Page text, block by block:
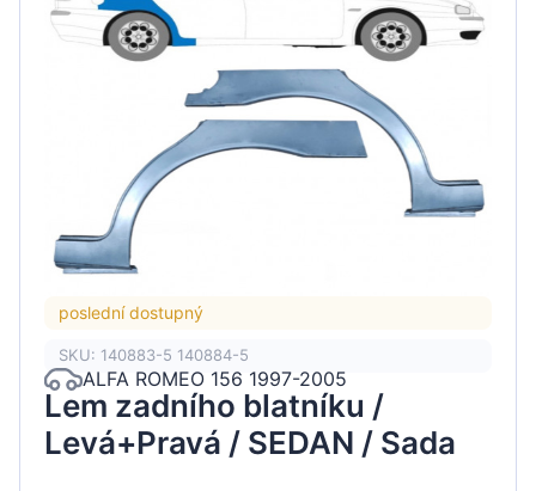
poslední dostupný
SKU: 140883-5 140884-5
ALFA ROMEO 156 1997-2005
Lem zadního blatníku /
Levá+Pravá / SEDAN / Sada